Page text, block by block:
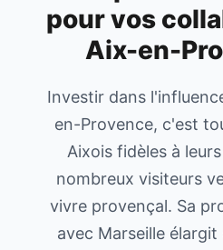
pour vos
Aix-en-
Investir dans
en-Provence, c'est
Aixois fidèles à
nombreux visiteurs
vivre provençal. Sa
avec Marseille